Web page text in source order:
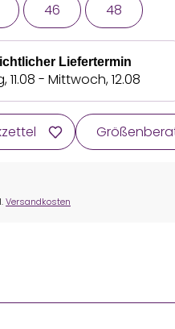
46 48
Liefertermin
11.08 - Mittwoch, 12.08
Versandkosten